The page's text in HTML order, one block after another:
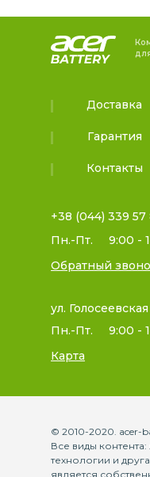
Доставка
Гарантия
Контакты
+38 (044) 339 57
Пн.-Пт.
9:00 -
Обратный
ул.
Пн.-Пт.
9:00 -
Карта
© 2010-2020. acer-
Все виды
технологии и
является